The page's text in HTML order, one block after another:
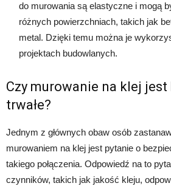
do murowania są elastyczne i mogą
różnych powierzchniach, takich jak
metal. Dzięki temu można je
projektach budowlanych.
Czy murowanie na klej jest
trwałe?
Jednym z głównych obaw osób
murowaniem na klej jest pytanie o
takiego połączenia. Odpowiedź na to
czynników, takich jak jakość kleju,